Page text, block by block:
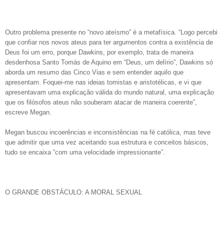
Outro problema presente no “novo ateísmo” é a metafísica. “Logo percebi
que confiar nos novos ateus para ter argumentos contra a existência de
Deus foi um erro, porque Dawkins, por exemplo, trata de maneira
desdenhosa Santo Tomás de Aquino em “Deus, um delírio”, Dawkins só
aborda um resumo das Cinco Vias e sem entender aquilo que
apresentam. Foquei-me nas ideias tomistas e aristotélicas, e vi que
apresentavam uma explicação válida do mundo natural, uma explicação
que os filósofos ateus não souberam atacar de maneira coerente”,
escreve Megan.
Megan buscou incoerências e inconsistências na fé católica, mas teve
que admitir que uma vez aceitando sua estrutura e conceitos básicos,
tudo se encaixa “com uma velocidade impressionante”.
O GRANDE OBSTÁCULO: A MORAL SEXUAL